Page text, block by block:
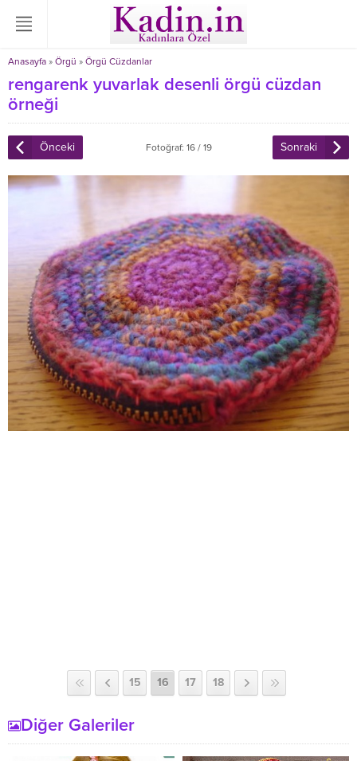
Anasayfa » Örgü » Örgü Cüzdanlar
rengarenk yuvarlak desenli örgü cüzdan
örneği
Önceki Fotoğraf: 16 / 19 Sonraki
15 16 17 18
Diğer Galeriler